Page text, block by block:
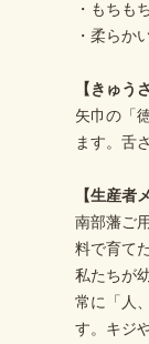
・もちも
・柔らか
【きゅう
矢巾の「
ます。舌
【生産者
南部藩ご
料で育て
私たちが
常に「人
す。キジ